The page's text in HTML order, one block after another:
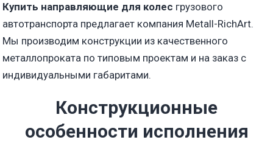
Купить направляющие для колес грузового
автотранспорта предлагает компания Metall-RichArt.
Мы производим конструкции из качественного
металлопроката по типовым проектам и на заказ с
индивидуальными габаритами.
Конструкционные
особенности исполнения